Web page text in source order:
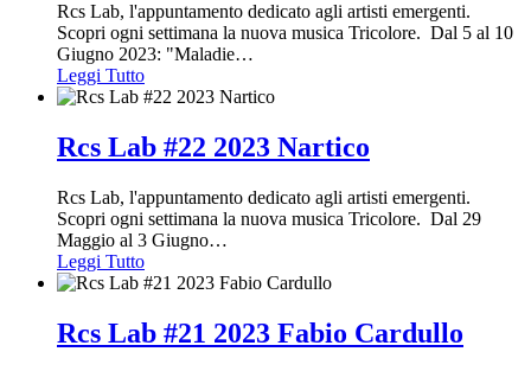
Rcs Lab, l'appuntamento dedicato agli artisti emergenti.
Scopri ogni settimana la nuova musica Tricolore. Dal 5 al 10
Giugno 2023: "Maladie…
Leggi Tutto
Rcs Lab #22 2023 Nartico
Rcs Lab, l'appuntamento dedicato agli artisti emergenti.
Scopri ogni settimana la nuova musica Tricolore. Dal 29
Maggio al 3 Giugno…
Leggi Tutto
Rcs Lab #21 2023 Fabio Cardullo